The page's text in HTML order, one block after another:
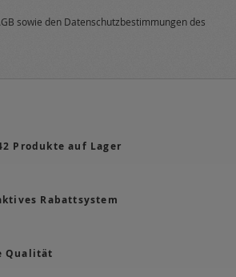
sowie den Datenschutzbestimmungendes
Produkte auf Lager
Rabattsystem
Qualität